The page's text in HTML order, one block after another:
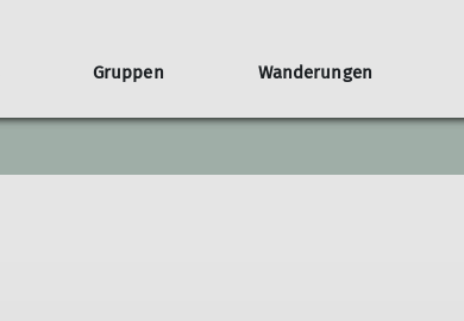
Gruppen
Jugendgruppen
Wanderungen